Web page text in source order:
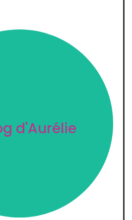
d'Aurélie